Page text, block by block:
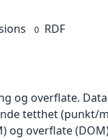
0 RDF
og overflate.
tetthet (punkt/
og overflate